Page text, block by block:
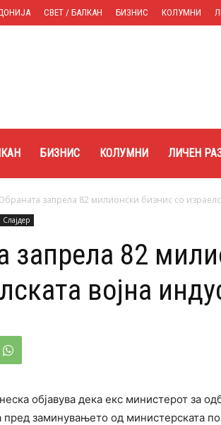
СВЕТ / БАЛКАН БИЗНИС КОЛУМНИ
БИЗНИС КОЛУМНИ ЛИЧЕН
запрела 82 милионски бизнис со
Слајдер
запрела 82
војна
објавува дека екс министерот за
пред заминувањето од министерската